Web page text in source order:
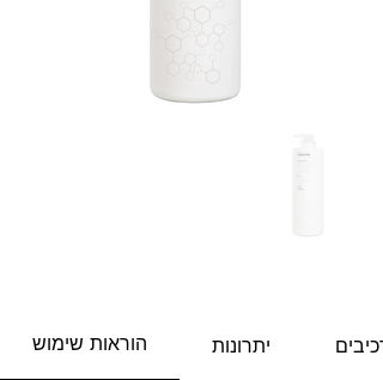
הוראות שימוש יתרונות